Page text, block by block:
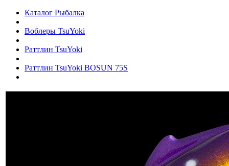
Каталог Рыбалка
Воблеры TsuYoki
Раттлин TsuYoki
Раттлин TsuYoki BOSUN 75S